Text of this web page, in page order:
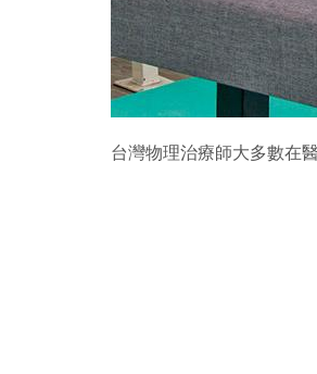
台灣物理治療師大多數在